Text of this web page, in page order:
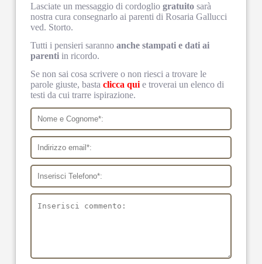
Lasciate un messaggio di cordogliogratuito sarà
nostra cura consegnarlo ai parenti di Rosaria Gallucci
ved. Storto.
Tutti i pensieri sarannoanche stampati e dati ai
parenti in ricordo.
Se non sai cosa scrivere o non riesci a trovare le
parole giuste, bastaclicca qui e troverai un elenco di
testi da cui trarre ispirazione.